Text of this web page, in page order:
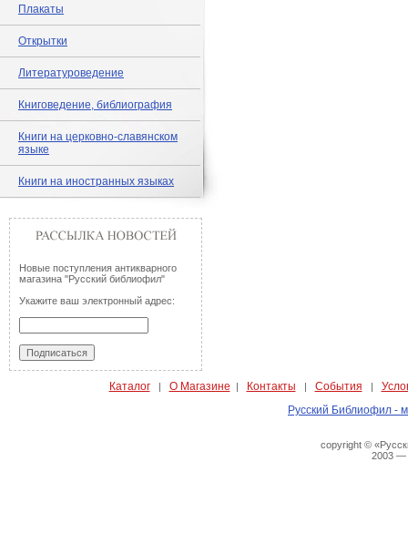
Плакаты
Открытки
Литературоведение
Книговедение, библиография
Книги на церковно-славянском
языке
Книги на иностранных языках
Новые поступления антикварного
магазина "Русский библиофил"
Укажите ваш электронный адрес:
Каталог| О Магазине | Контакты | События |
Русский Библиофил -
copyright ©
2003 —